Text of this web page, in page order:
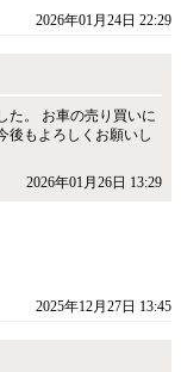
2026年01月24日 22:29
た。 お車の売り買いに
後もよろしくお願いし
2026年01月26日 13:29
2025年12月27日 13:45